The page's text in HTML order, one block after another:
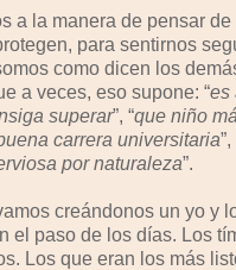
a la manera de pensar
para sentirnos
como dicen los
a veces, eso supone: “es
superar”, “que niño
carrera universitaria”,
por naturaleza”.
creándonos un yo y
el paso de los días. Los
Los que eran los más